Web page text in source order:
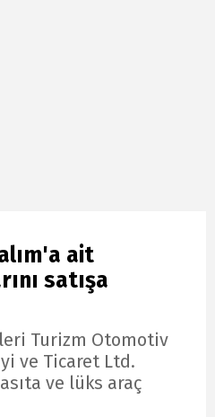
ait
satışa
Turizm Otomotiv
ve Ticaret Ltd.
ve lüks araç